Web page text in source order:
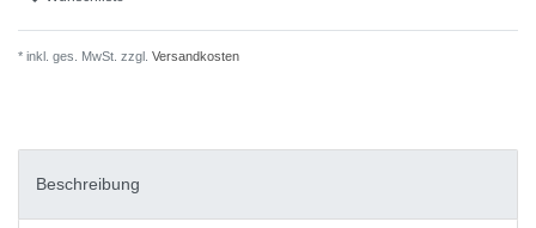
* inkl. ges. MwSt. zzgl. Versandkosten
Beschreibung